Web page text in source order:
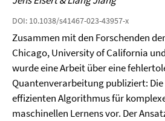
DOI: 10.1038/s41467-023-43957-x
Zusammen mit den Forschenden
Chicago, University of California
wurde eine Arbeit über eine
Quantenverarbeitung publiziert:
effizienten Algorithmus für
maschinellen Lernens vor. Der